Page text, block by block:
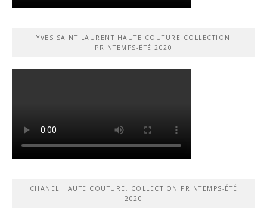
YVES SAINT LAURENT HAUTE COUTURE COLLECTION
PRINTEMPS-ÉTÉ 2020
CHANEL HAUTE COUTURE, COLLECTION PRINTEMPS-ÉTÉ
2020